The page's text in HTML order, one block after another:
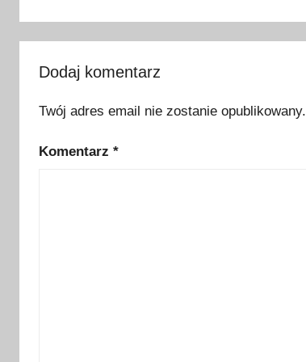
n
a
,
y
Dodaj komentarz
Twój adres email nie zostanie opublikowany.
Komentarz *